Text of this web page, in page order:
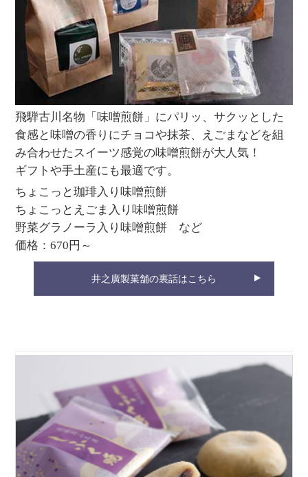
飛騨古川名物「味噌煎餅」にパリッ、サクッとした
食感と味噌の香りにチョコや抹茶、えごまなどを組
み合わせたスイーツ感覚の味噌煎餅が大人気！
ギフトや手土産にも最適です。
ちょこっと珈琲入り味噌煎餅
ちょこっとえごま入り味噌煎餅
野菜グラノーラ入り味噌煎餅 など
価格：670円～
井之廣製菓舗の裏話はこちら